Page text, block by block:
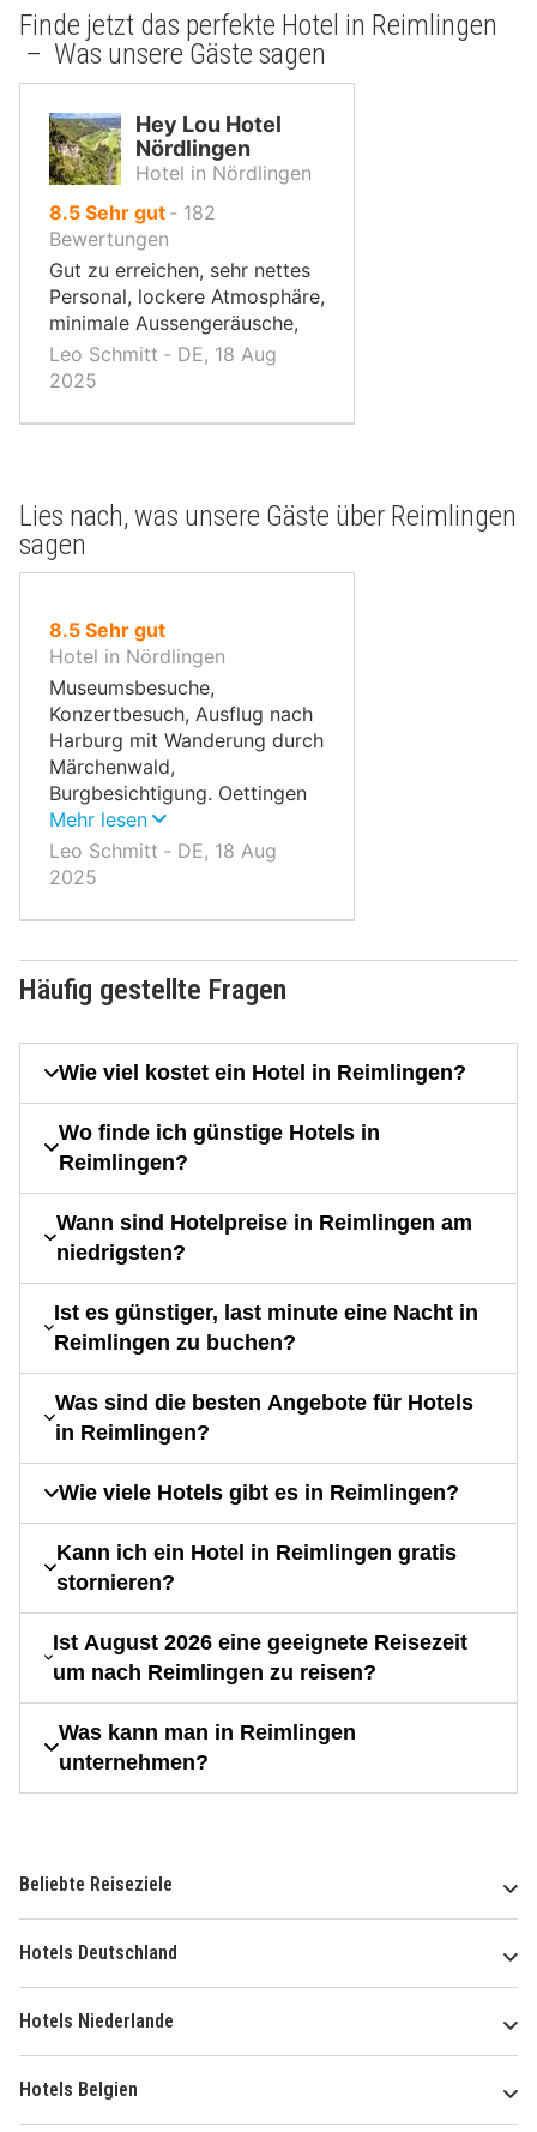
Finde jetzt das perfekte Hotel in Reimlingen
– Was unsere Gäste sagen
Hey Lou Hotel
Nördlingen
Hotel in Nördlingen
8.5von
10,
Sehr gut ‐ 182
Bewertungen
Gut zu erreichen, sehr nettes
Personal, lockere Atmosphäre,
minimale Aussengeräusche,
Leo Schmitt ‐ DE, 18 Aug
2025
Lies nach, was unsere Gäste über Reimlingen
sagen
8.5von
10,
Sehr gut
Hotel in Nördlingen
Museumsbesuche,
Konzertbesuch, Ausflug nach
Harburg mit Wanderung durch
Märchenwald,
Burgbesichtigung. Oettingen
ganz interessant da
zweigeteilt in Barock links
und Fachwerk rechts vom
,Besichtigung wert. Einkehr,
sind reichlich vorhanden.
Mehr lesen
Leo Schmitt ‐ DE, 18 Aug
2025
Häufig gestellte Fragen
Wie viel kostet ein Hotel in Reimlingen?
Wo finde ich günstige Hotels in
Reimlingen?
Wann sind Hotelpreise in Reimlingen am
niedrigsten?
Ist es günstiger, last minute eine Nacht in
Reimlingen zu buchen?
Was sind die besten Angebote für Hotels
in Reimlingen?
Wie viele Hotels gibt es in Reimlingen?
Kann ich ein Hotel in Reimlingen gratis
stornieren?
Ist August 2026 eine geeignete Reisezeit
um nach Reimlingen zu reisen?
Was kann man in Reimlingen
unternehmen?
Beliebte Reiseziele
Hotels Deutschland
Hotels Niederlande
Hotels Belgien